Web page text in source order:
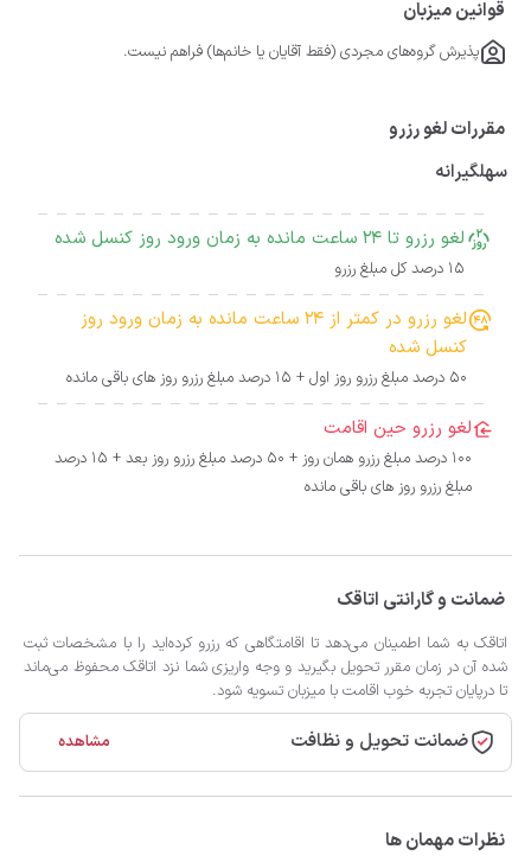
قوانین میزبان
پذیرش گروه‌های مجردی (فقط آقایان یا خانم‌ها) فراهم نیست.
مقررات لغو رزرو
سهلگیرانه
لغو رزرو تا 24 ساعت مانده به زمان ورود روز کنسل شده
15 درصد کل مبلغ رزرو
لغو رزرو در کمتر از 24 ساعت مانده به زمان ورود روز
کنسل شده
50 درصد مبلغ رزرو روز اول + 15 درصد مبلغ رزرو روز های باقی مانده
لغو رزرو حین اقامت
100 درصد مبلغ رزرو همان روز + 50 درصد مبلغ رزرو روز بعد + 15 درصد
مبلغ رزرو روز های باقی مانده
ضمانت و گارانتی اتاقک
اتاقک به شما اطمینان می‌دهد تا اقامتگاهی که رزرو کرده‌اید را با مشخصات ثبت
شده آن در زمان مقرر تحویل بگیرید و وجه واریزی شما نزد اتاقک محفوظ می‌ماند
تا درپایان تجربه خوب اقامت با میزبان تسویه شود.
ضمانت تحویل و نظافت مشاهده
نظرات مهمان ها